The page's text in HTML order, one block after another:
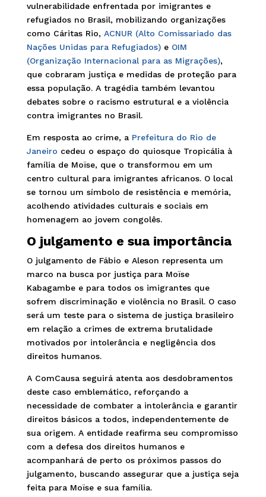
vulnerabilidade enfrentada por imigrantes e
refugiados no Brasil, mobilizando organizações
como Cáritas Rio, ACNUR (Alto Comissariado das
Nações Unidas para Refugiados)e OIM
(Organização Internacional para as Migrações),
que cobraram justiça e medidas de proteção para
essa população. A tragédia também levantou
debates sobre o racismo estrutural e a violência
contra imigrantes no Brasil.
Em resposta ao crime, a Prefeitura do Rio de
Janeiro cedeu o espaço do quiosque Tropicália à
família de Moïse, que o transformou em um
centro cultural para imigrantes africanos. O local
se tornou um símbolo de resistência e memória,
acolhendo atividades culturais e sociais em
homenagem ao jovem congolês.
O julgamento e sua importância
O julgamento de Fábio e Aleson representa um
marco na busca por justiça para Moïse
Kabagambe e para todos os imigrantes que
sofrem discriminação e violência no Brasil. O caso
será um teste para o sistema de justiça brasileiro
em relação a crimes de extrema brutalidade
motivados por intolerância e negligência dos
direitos humanos.
A ComCausa seguirá atenta aos desdobramentos
deste caso emblemático, reforçando a
necessidade de combater a intolerância e garantir
direitos básicos a todos, independentemente de
sua origem. A entidade reafirma seu compromisso
com a defesa dos direitos humanos e
acompanhará de perto os próximos passos do
julgamento, buscando assegurar que a justiça seja
feita para Moïse e sua família.